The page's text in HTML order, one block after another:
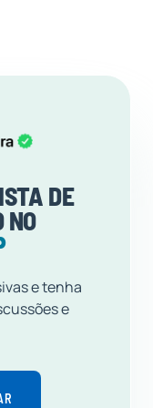
DE
NO
e tenha
e